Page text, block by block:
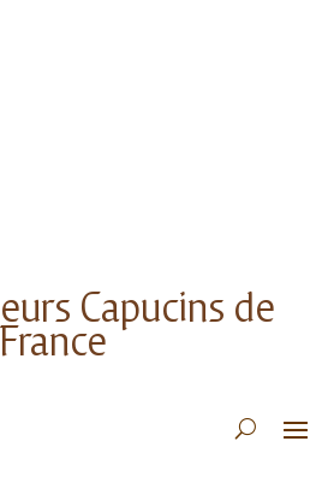
Capucins de
France